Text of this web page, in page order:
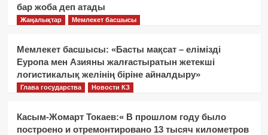
бар жоба деп атады
Жаңалықтар Мемлекет басшысы
Мемлекет басшысы: «Басты мақсат – елімізді
Еуропа мен Азияны жалғастыратын жетекші
логистикалық желінің біріне айналдыру»
Глава государства Новости КЗ
Касым-Жомарт Токаев:« В прошлом году было
построено и отремонтировано 13 тысяч километров